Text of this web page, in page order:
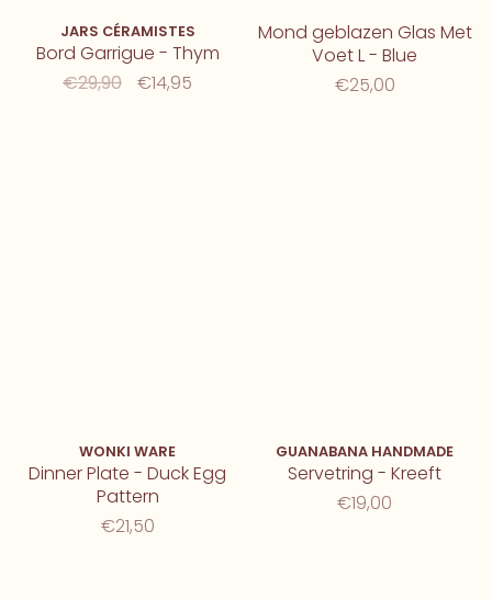
JARS CÉRAMISTES
Bord Garrigue - Thym
€29,90
€14,95
Mond geblazen Glas Met
Voet L - Blue
€25,00
WONKI WARE
Dinner Plate - Duck Egg
Pattern
€21,50
GUANABANA HANDMADE
Servetring - Kreeft
€19,00